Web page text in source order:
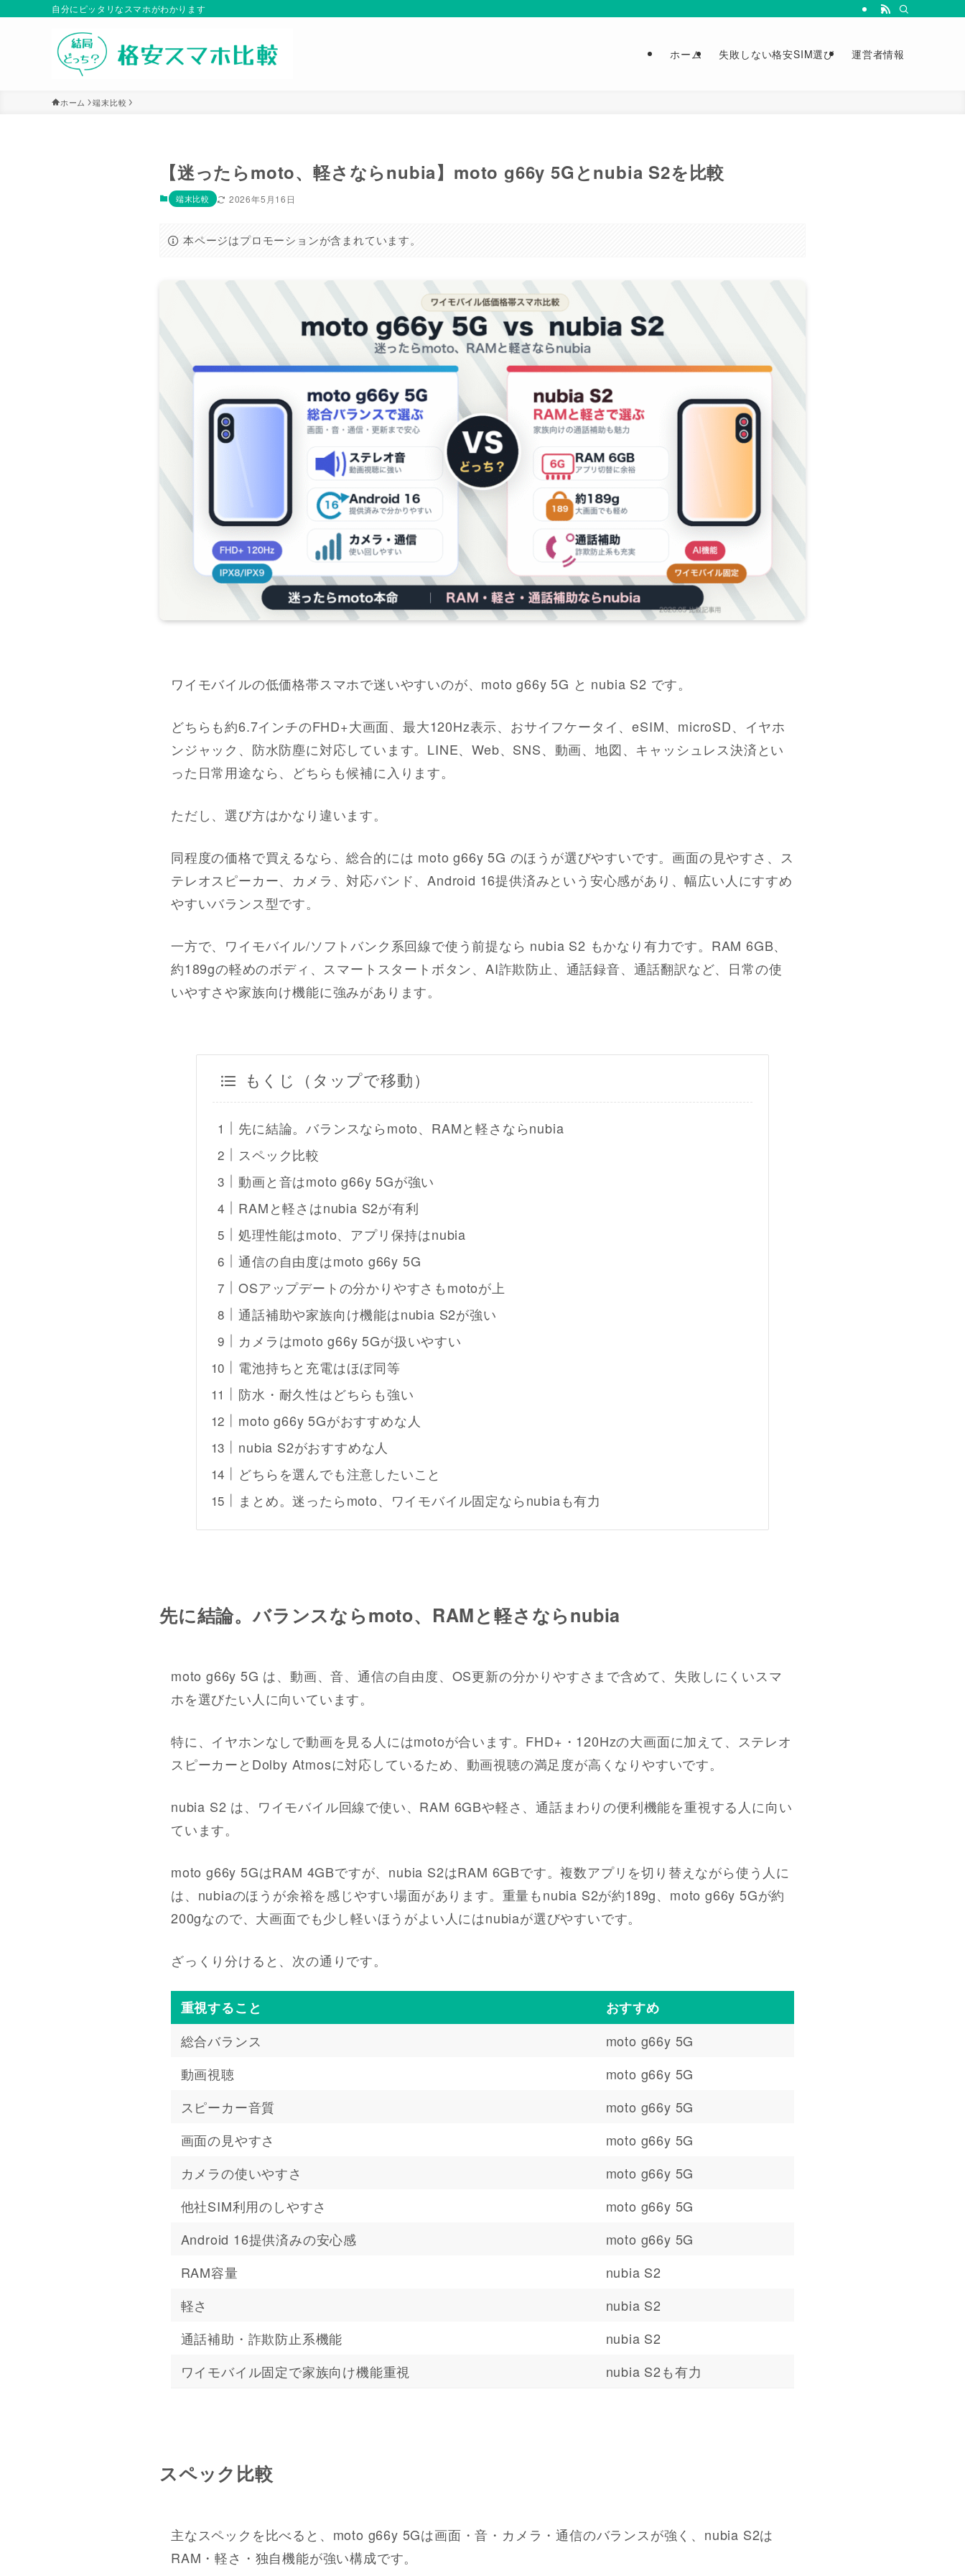
自分にピッタリなスマホがわかります
ホーム 失敗しない格安SIM選び 運営者情報
ホーム 端末比較
【迷ったらmoto、軽さならnubia】moto g66y 5Gとnubia S2を比較
端末比較 2026年5月16日
本ページはプロモーションが含まれています。
ワイモバイルの低価格帯スマホで迷いやすいのが、moto g66y 5G と nubia S2 です。
どちらも約6.7インチのFHD+大画面、最大120Hz表示、おサイフケータイ、eSIM、microSD、イヤホ
ンジャック、防水防塵に対応しています。LINE、Web、SNS、動画、地図、キャッシュレス決済とい
った日常用途なら、どちらも候補に入ります。
ただし、選び方はかなり違います。
同程度の価格で買えるなら、総合的には moto g66y 5G のほうが選びやすいです。画面の見やすさ、ス
テレオスピーカー、カメラ、対応バンド、Android 16提供済みという安心感があり、幅広い人にすすめ
やすいバランス型です。
一方で、ワイモバイル/ソフトバンク系回線で使う前提なら nubia S2 もかなり有力です。RAM 6GB、
約189gの軽めのボディ、スマートスタートボタン、AI詐欺防止、通話録音、通話翻訳など、日常の使
いやすさや家族向け機能に強みがあります。
もくじ（タップで移動）
先に結論。バランスならmoto、RAMと軽さならnubia
スペック比較
動画と音はmoto g66y 5Gが強い
RAMと軽さはnubia S2が有利
処理性能はmoto、アプリ保持はnubia
通信の自由度はmoto g66y 5G
OSアップデートの分かりやすさもmotoが上
通話補助や家族向け機能はnubia S2が強い
カメラはmoto g66y 5Gが扱いやすい
電池持ちと充電はほぼ同等
防水・耐久性はどちらも強い
moto g66y 5Gがおすすめな人
nubia S2がおすすめな人
どちらを選んでも注意したいこと
まとめ。迷ったらmoto、ワイモバイル固定ならnubiaも有力
先に結論。バランスならmoto、RAMと軽さならnubia
moto g66y 5G は、動画、音、通信の自由度、OS更新の分かりやすさまで含めて、失敗しにくいスマ
ホを選びたい人に向いています。
特に、イヤホンなしで動画を見る人にはmotoが合います。FHD+・120Hzの大画面に加えて、ステレオ
スピーカーとDolby Atmosに対応しているため、動画視聴の満足度が高くなりやすいです。
nubia S2 は、ワイモバイル回線で使い、RAM 6GBや軽さ、通話まわりの便利機能を重視する人に向い
ています。
moto g66y 5GはRAM 4GBですが、nubia S2はRAM 6GBです。複数アプリを切り替えながら使う人に
は、nubiaのほうが余裕を感じやすい場面があります。重量もnubia S2が約189g、moto g66y 5Gが約
200gなので、大画面でも少し軽いほうがよい人にはnubiaが選びやすいです。
ざっくり分けると、次の通りです。
重視すること
おすすめ
総合バランス
moto g66y 5G
動画視聴
moto g66y 5G
スピーカー音質
moto g66y 5G
画面の見やすさ
moto g66y 5G
カメラの使いやすさ
moto g66y 5G
他社SIM利用のしやすさ
moto g66y 5G
Android 16提供済みの安心感
moto g66y 5G
RAM容量
nubia S2
軽さ
nubia S2
通話補助・詐欺防止系機能
nubia S2
ワイモバイル固定で家族向け機能重視
nubia S2も有力
スペック比較
主なスペックを比べると、moto g66y 5Gは画面・音・カメラ・通信のバランスが強く、nubia S2は
RAM・軽さ・独自機能が強い構成です。